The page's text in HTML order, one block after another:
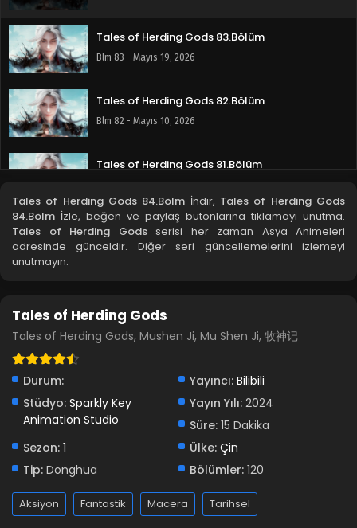
Tales of Herding Gods 83.Bölüm
Blm 83 - Mayıs 19, 2026
Tales of Herding Gods 82.Bölüm
Blm 82 - Mayıs 10, 2026
Tales of Herding Gods 81.Bölüm
Tales of Herding Gods 80.Bölüm
Blm 80 - Nisan 26, 2026
Blm 79 - Nisan 19, 2026
Blm 78 - Nisan 12, 2026
Tales of Herding Gods 77.Bölüm
Blm 76 - Mart 29, 2026
Tales of Herding Gods 84.Bölm İndir, Tales of Herding Gods
84.Bölm İzle, beğen ve paylaş butonlarına tıklamayı unutma.
Tales of Herding Godsserisi her zaman Asya Animeleri
adresinde günceldir. Diğer seri güncellemelerini izlemeyi
unutmayın.
Tales of Herding Gods
Tales of Herding Gods, Mushen Ji, Mu Shen Ji, 牧神记
Durum: Yayıncı: Bilibili
Stüdyo: Sparkly Key
Animation Studio
Yayın Yılı: 2024
Süre: 15 Dakika
Sezon: 1 Ülke: Çin
Tip: Donghua Bölümler: 120
Aksiyon Fantastik Macera Tarihsel